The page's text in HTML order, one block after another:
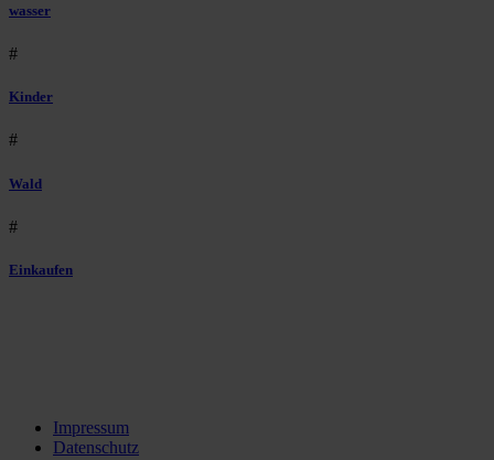
wasser
#
Kinder
#
Wald
#
Einkaufen
Impressum
Datenschutz